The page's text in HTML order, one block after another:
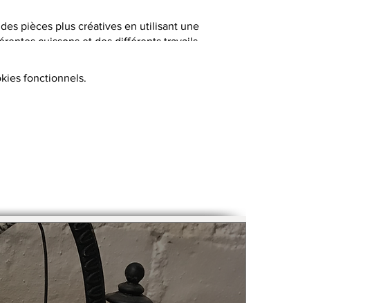
pièces plus créatives en utilisant une
cuissons et des différents travails
fonctionnels.